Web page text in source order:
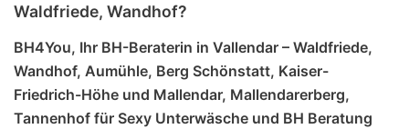
Waldfriede, Wandhof?
BH4You, Ihr BH-Beraterin in Vallendar – Waldfriede,
Wandhof, Aumühle, Berg Schönstatt, Kaiser-
Friedrich-Höhe und Mallendar, Mallendarerberg,
Tannenhof für Sexy Unterwäsche und BH Beratung